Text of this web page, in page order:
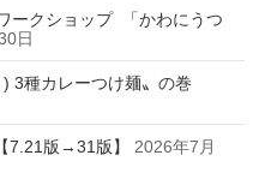
ークショップ 「かわにうつ
日
3種カレーつけ麺〟の巻
版→31版】
2026年7月